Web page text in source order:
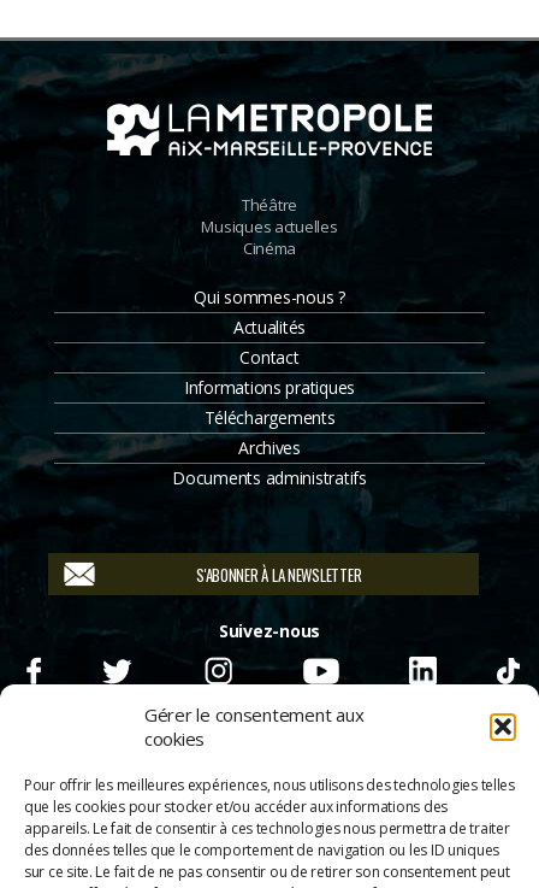
Gérer le consentement aux
cookies
Pour offrir les meilleures expériences, nous utilisons des technologies telles
que les cookies pour stocker et/ou accéder aux informations des
appareils. Le fait de consentir à ces technologies nous permettra de traiter
des données telles que le comportement de navigation ou les ID uniques
sur ce site. Le fait de ne pas consentir ou de retirer son consentement peut
Théâtre
Musiques actuelles
Cinéma
Qui sommes-nous ?
Actualités
Contact
Informations pratiques
Téléchargements
Archives
Documents administratifs
S'ABONNER À LA NEWSLETTER
Suivez-nous